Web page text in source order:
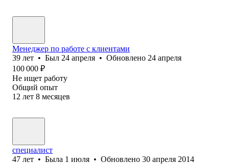
Менеджер по работе с клиентами
39 лет • Был 24 апреля • Обновлено 24 апреля
100 000 ₽
Не ищет работу
Общий опыт
12 лет 8 месяцев
специалист
47 лет • Была 1 июля • Обновлено 30 апреля 2014